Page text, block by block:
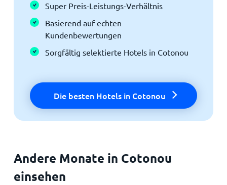
Super Preis-Leistungs-Verhältnis
Basierend auf echten
Kundenbewertungen
Sorgfältig selektierte Hotels in Cotonou
Die besten Hotels in Cotonou
Andere Monate in Cotonou
einsehen